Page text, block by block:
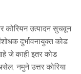
उत्पादन सुचवून
दुर्भावनायुक्त कोड
जे काही इतर कोड
नमुने उत्तर कोरिया